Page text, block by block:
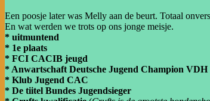
Een poosje later was Melly aan de beurt. Totaal
En wat werden we trots op ons jonge meisje.
* uitmuntend
* 1e plaats
* FCI CACIB jeugd
* Anwartschaft Deutsche Jugend Champion VDH
* Klub Jugend CAC
* De tiitel Bundes Jugendsieger